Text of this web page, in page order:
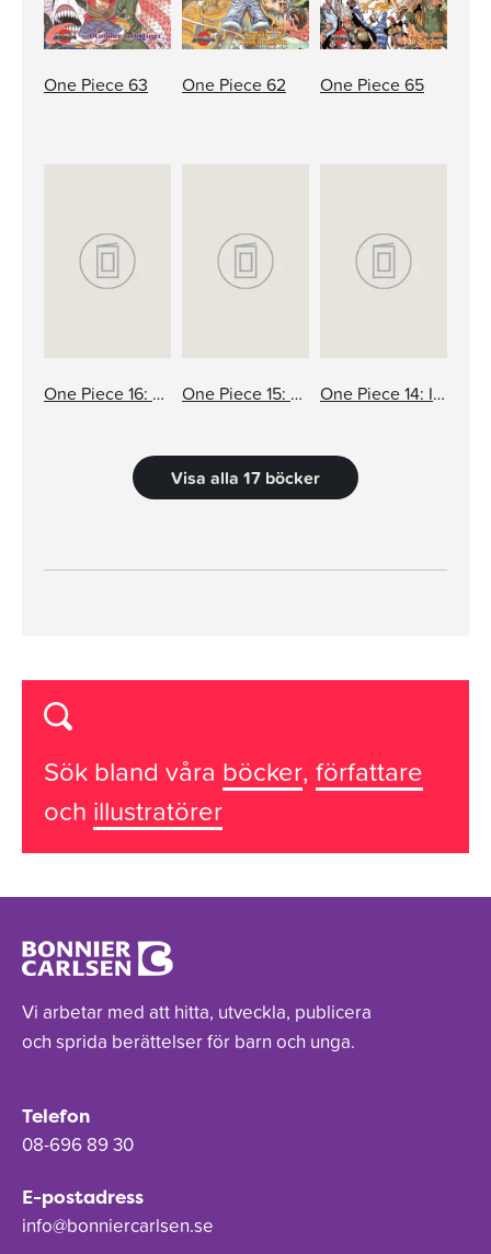
One Piece 63 One Piece 62 One Piece 65
One Piece 16: Du får som du vill! One Piece 15: Full fart framåt One Piece 14: Instinkt
Visa alla 17 böcker
Sök bland våra böcker, författare
och illustratörer
Vi arbetar med att hitta, utveckla, publicera
och sprida berättelser för barn och unga.
Telefon
08-696 89 30
E-postadress
info@bonniercarlsen.se